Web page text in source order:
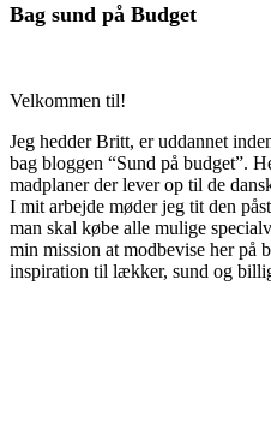
Bag sund på Budget
Velkommen til!
Jeg hedder Britt, er uddannet
bag bloggen “Sund på budget”.
madplaner der lever op til de
I mit arbejde møder jeg tit den
man skal købe alle mulige
min mission at modbevise her på
inspiration til lækker, sund og